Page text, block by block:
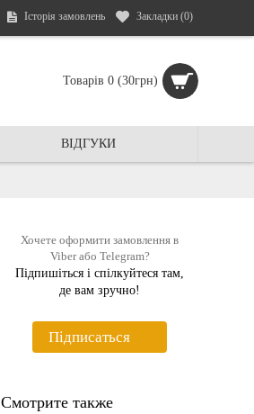
Історія замовлень Закладки (0)
Товарів 0 (30грн)
ВIДГУКИ
Хочете оформити замовлення в
Viber або Telegram?
Підпишіться і спiлкуйтеся там,
де вам зручно!
Пiдписаться
Смотрите также